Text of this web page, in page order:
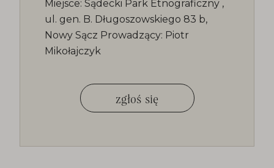
Miejsce: Sądecki Park Etnograficzny ,
ul. gen. B. Długoszowskiego 83 b,
Nowy Sącz Prowadzący: Piotr
Mikołajczyk
zgłoś się